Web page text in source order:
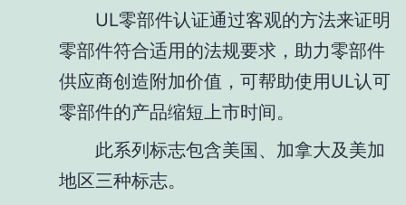
UL零部件认证通过客观的方法来证明
零部件符合适用的法规要求，助力零部件
供应商创造附加价值，可帮助使用UL认可
零部件的产品缩短上市时间。
此系列标志包含美国、加拿大及美加
地区三种标志。